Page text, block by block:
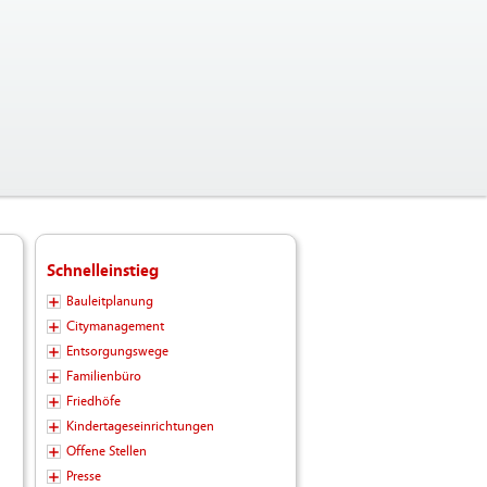
Schnelleinstieg
Bauleitplanung
Citymanagement
Entsorgungswege
Familienbüro
Friedhöfe
Kindertageseinrichtungen
Offene Stellen
Presse